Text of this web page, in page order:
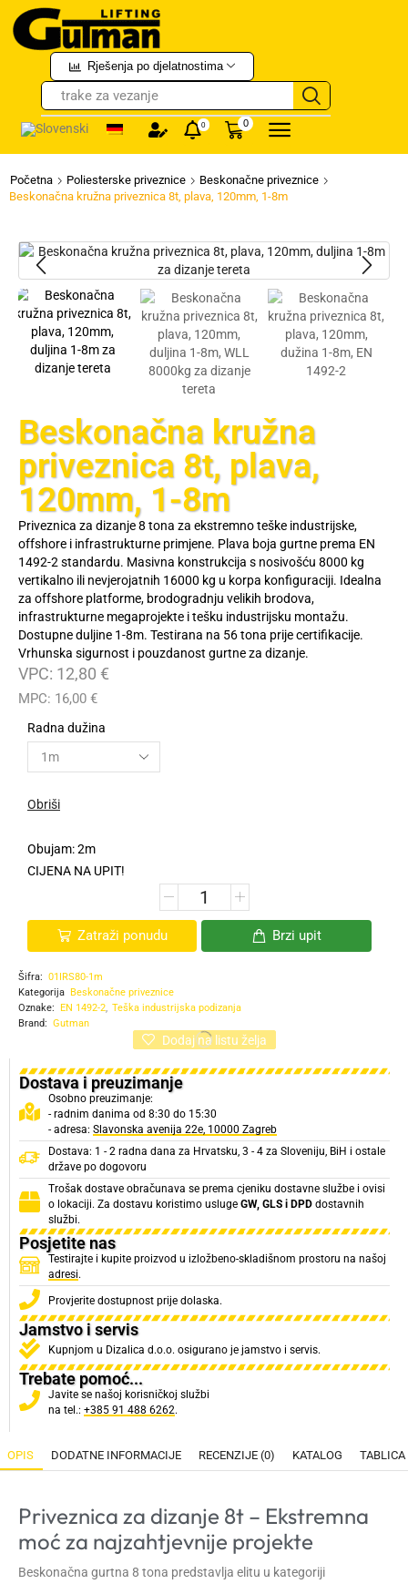
Rješenja po djelatnostima
trake za vezanje
0 0
Početna Poliesterske priveznice
Beskonačne priveznice
Beskonačna kružna priveznica 8t, plava, 120mm, 1-8m
Beskonačna kružna
priveznica 8t, plava,
120mm, 1-8m
Priveznica za dizanje 8 tona za ekstremno teške industrijske,
offshore i infrastrukturne primjene. Plava boja gurtne prema EN
1492-2 standardu. Masivna konstrukcija s nosivošću 8000 kg
vertikalno ili nevjerojatnih 16000 kg u korpa konfiguraciji. Idealna
za offshore platforme, brodogradnju velikih brodova,
infrastrukturne megaprojekte i tešku industrijsku montažu.
Dostupne duljine 1-8m. Testirana na 56 tona prije certifikacije.
Vrhunska sigurnost i pouzdanost gurtne za dizanje.
VPC: 12,80 €
MPC: 16,00 €
Radna dužina
Obriši
Obujam: 2m
CIJENA NA UPIT!
Zatraži ponudu Brzi upit
Šifra: 01IRS80-1m
Kategorija Beskonačne priveznice
Oznake: EN 1492-2, Teška industrijska podizanja
Brand: Gutman
Dodaj na listu želja
Dostava i preuzimanje
Osobno preuzimanje:
- radnim danima od 8:30 do 15:30
- adresa: Slavonska avenija 22e, 10000 Zagreb
Dostava: 1 - 2 radna dana za Hrvatsku, 3 - 4 za Sloveniju, BiH i ostale
države po dogovoru
Trošak dostave obračunava se prema cjeniku dostavne službe i ovisi
o lokaciji. Za dostavu koristimo usluge GW, GLS i DPD dostavnih
službi.
Posjetite nas
Testirajte i kupite proizvod u izložbeno-skladišnom prostoru na našoj
adresi.
Provjerite dostupnost prije dolaska.
Jamstvo i servis
Kupnjom u Dizalica d.o.o. osigurano je jamstvo i servis.
Trebate pomoć...
Javite se našoj korisničkoj službi
na tel.: +385 91 488 6262.
OPIS DODATNE INFORMACIJE RECENZIJE (0) KATALOG TABLICA
Priveznica za dizanje 8t – Ekstremna
moć za najzahtjevnije projekte
Beskonačna gurtna 8 tona predstavlja elitu u kategoriji